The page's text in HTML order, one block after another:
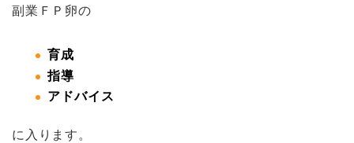
副業ＦＰ卵の
育成
指導
アドバイス
に入ります。